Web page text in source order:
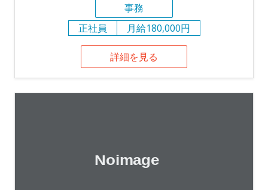
事務
正社員
月給180,000円
詳細を見る